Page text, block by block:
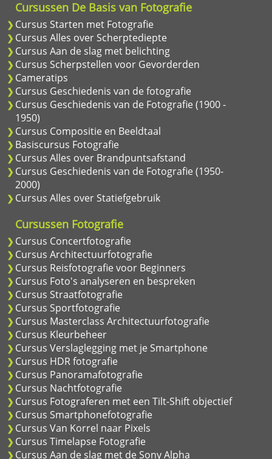
Cursussen De Basis van Fotografie
Cursus Starten met Fotografie
Cursus Alles over Scherptediepte
Cursus Aan de slag met belichting
Cursus Scherpstellen voor Gevorderden
Cameratips
Cursus Geschiedenis van de fotografie
Cursus Geschiedenis van de Fotografie (1900 -
1950)
Cursus Compositie en Beeldtaal
Basiscursus Fotografie
Cursus Alles over Brandpuntsafstand
Cursus Geschiedenis van de Fotografie (1950-
2000)
Cursus Alles over Statiefgebruik
Cursussen Fotografie
Cursus Concertfotografie
Cursus Architectuurfotografie
Cursus Reisfotografie voor Beginners
Cursus Foto's analyseren en bespreken
Cursus Straatfotografie
Cursus Sportfotografie
Cursus Masterclass Architectuurfotografie
Cursus Kleurbeheer
Cursus Verslaglegging met je Smartphone
Cursus HDR fotografie
Cursus Panoramafotografie
Cursus Nachtfotografie
Cursus Fotograferen met een Tilt-Shift objectief
Cursus Smartphonefotografie
Cursus Van Korrel naar Pixels
Cursus Timelapse Fotografie
Cursus Aan de slag met de Sony Alpha